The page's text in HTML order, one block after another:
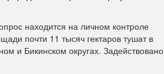
находится на личном контроле
почти 11 тысяч гектаров тушат в
и Бикинском округах. Задействовано